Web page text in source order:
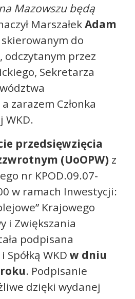
Mazowszu będą
MarszałekAdam
do
odczytanym przez
Sekretarza
zarazem Członka
WKD.
przedsięwzięcia
(UoOPW) z
nr KPOD.09.07-
w ramach Inwestycji:
Krajowego
i Zwiększania
podpisana
Spółką WKDw dniu
. Podpisanie
dzięki wydanej